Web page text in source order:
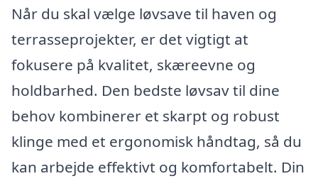
Når du skal vælge løvsave til haven og
terrasseprojekter, er det vigtigt at
fokusere på kvalitet, skæreevne og
holdbarhed. Den bedste løvsav til dine
behov kombinerer et skarpt og robust
klinge med et ergonomisk håndtag, så du
kan arbejde effektivt og komfortabelt. Din